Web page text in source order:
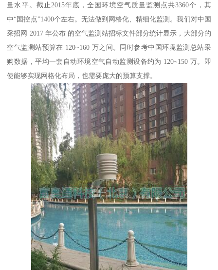
量水平。截止2015年底，全国环境空气质量监测点共3360个，其
中“国控点”1400个左右。无法做到网格化、精细化监测。我们对中国
采招网 2017 年公布 的空气监测站招标文件部分统计显示，大部分的
空气监测站预算在 120~160 万之间。同时参考中国环境监测总站采
购数据，平均一套自动环境空气自动监测设备约为 120~150 万。即
使能够实现网格化布局，也需要庞大的预算支撑。